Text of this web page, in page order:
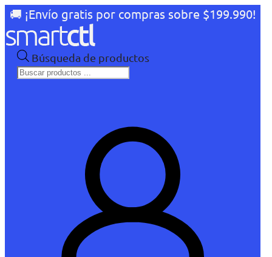
🚚 ¡Envío gratis por compras sobre $199.990!
Búsqueda de productos